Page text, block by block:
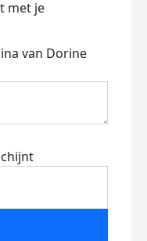
met je
van Dorine